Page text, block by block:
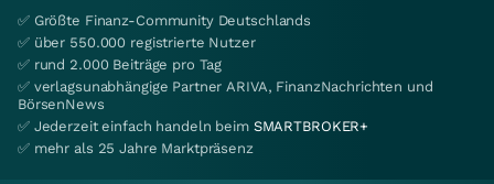
✅ Größte Finanz-Community Deutschlands
✅ über 550.000 registrierte Nutzer
✅ rund 2.000 Beiträge pro Tag
✅ verlagsunabhängige Partner ARIVA, FinanzNachrichten und
BörsenNews
✅ Jederzeit einfach handeln beim SMARTBROKER+
✅ mehr als 25 Jahre Marktpräsenz